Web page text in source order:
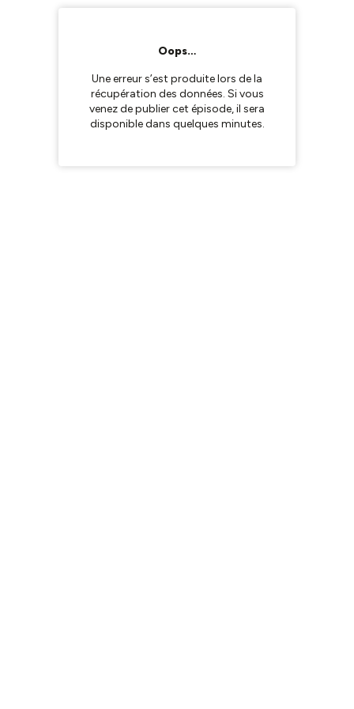
Oops…
Une erreur s’est produite lors de la
récupération des données. Si vous
venez de publier cet épisode, il sera
disponible dans quelques minutes.